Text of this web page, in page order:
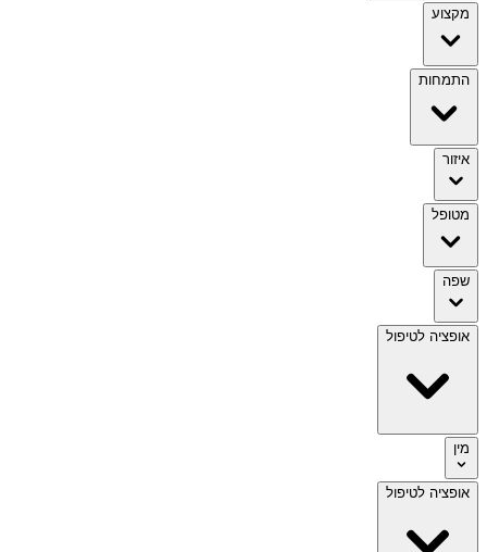
מקצוע
התמחות
איזור
מטופל
שפה
אופציה לטיפול
מין
אופציה לטיפול